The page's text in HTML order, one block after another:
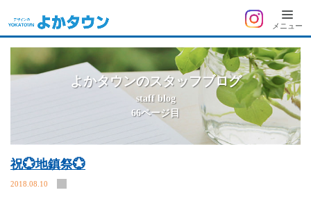
よ
か
ウ
メニュー
よかタウンのスタッフブログ
staff blog
66ページ目
祝💮地鎮祭💮
2018.08.10